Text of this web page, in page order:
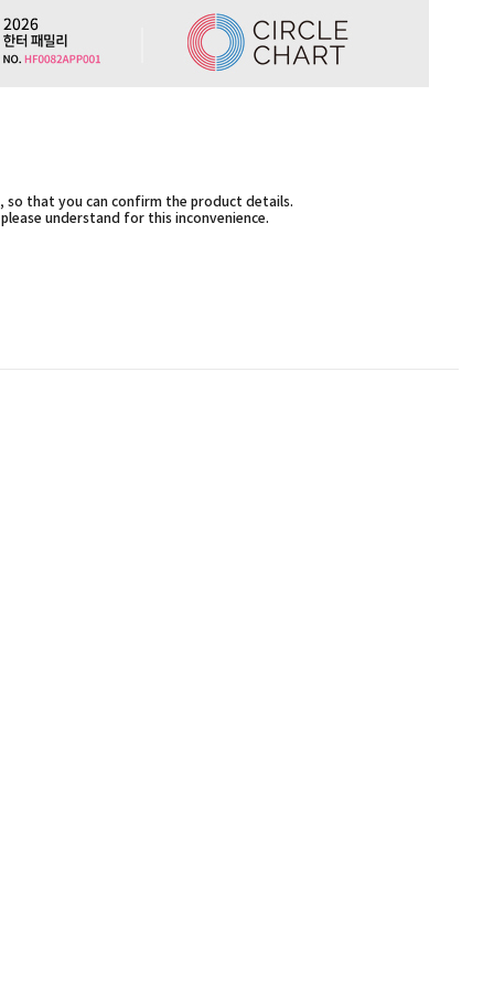
that you can confirm the product details.
understand for this inconvenience.